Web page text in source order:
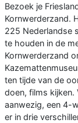
Bezoek je
Kornwerderzand.
225 Nederlandse
te houden in de
Kornwerderzand
ten tijde van de
doen, films kijken.
aanwezig, een 4-
er in drie